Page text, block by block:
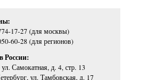
17-27 (для москвы)
60-28 (для регионов)
России:
Самокатная, д. 4, стр. 13
ул. Тамбовская, д. 17